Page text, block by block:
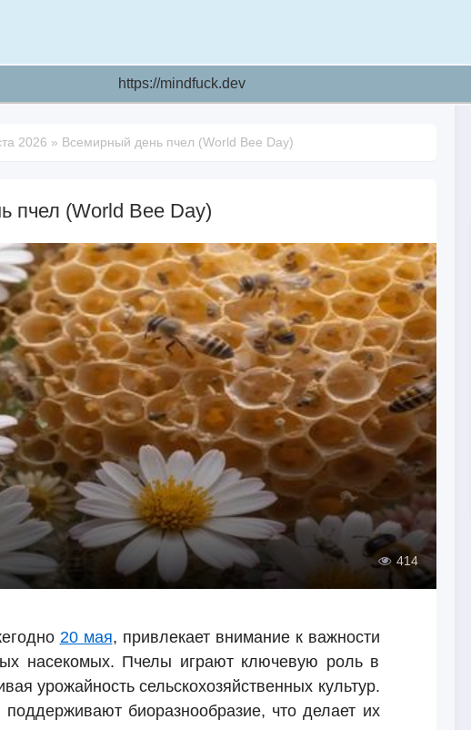
https://mindfuck.dev
2026 » Всемирный день пчел (World Bee Day)
пчел (World Bee Day)
414
20 мая, привлекает внимание к важности
насекомых. Пчелы играют ключевую роль в
урожайность сельскохозяйственных культур.
биоразнообразие, что делает их